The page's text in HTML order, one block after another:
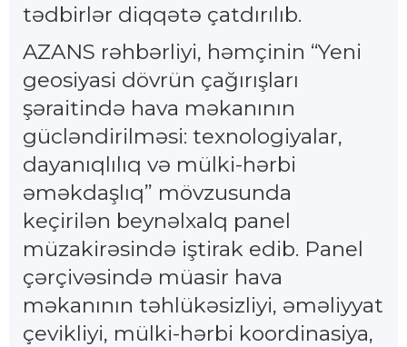
tədbirlər diqqətə çatdırılıb.
AZANS rəhbərliyi, həmçinin “Yeni
geosiyasi dövrün çağırışları
şəraitində hava məkanının
gücləndirilməsi: texnologiyalar,
dayanıqlılıq və mülki-hərbi
əməkdaşlıq” mövzusunda
keçirilən beynəlxalq panel
müzakirəsində iştirak edib. Panel
çərçivəsində müasir hava
məkanının təhlükəsizliyi, əməliyyat
çevikliyi, mülki-hərbi koordinasiya,